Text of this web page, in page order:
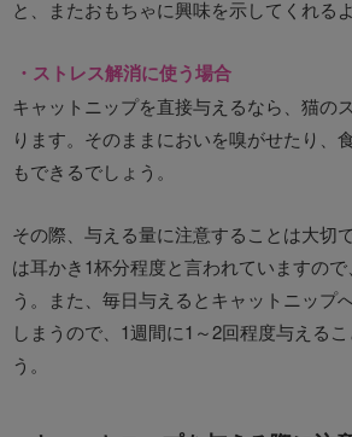
と、またおもちゃに興味を示してくれる
・ストレス解消に使う場合
キャットニップを直接与えるなら、猫の
ります。そのままにおいを嗅がせたり、
もできるでしょう。
その際、与える量に注意することは大切
は耳かき1杯分程度と言われていますの
う。また、毎日与えるとキャットニップ
しまうので、1週間に1～2回程度与える
う。